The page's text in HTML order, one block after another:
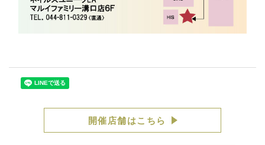
開催店舗はこちら